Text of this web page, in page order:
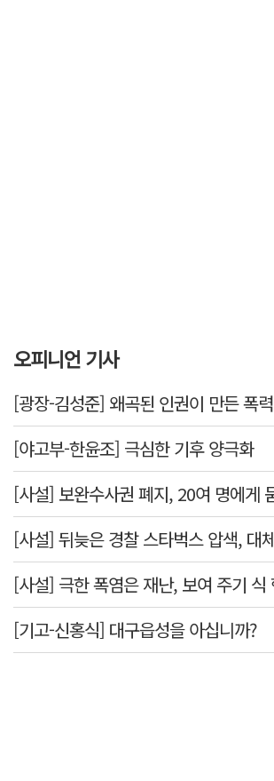
오피니언 기사
[광장-김성준] 왜곡된 인권이 만든 폭력
[야고부-한윤조] 극심한 기후 양극화
[기고-신홍식] 대구읍성을 아십니까?